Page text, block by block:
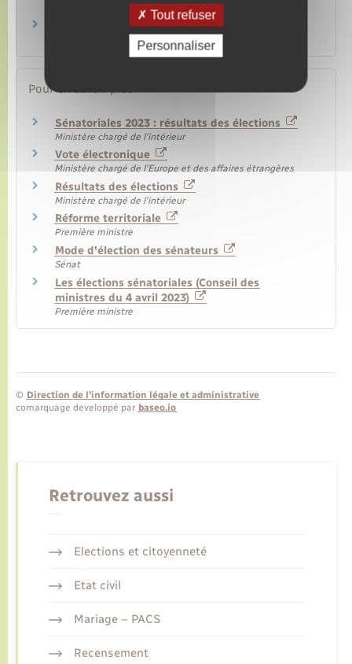
Papiers – Citoyenneté – Élections
Vote d'un Français installé à l'étranger
Papiers – Citoyenneté – Élections
Pour en savoir plus
Sénatoriales 2023 : résultats des élections
Ministère chargé de l'intérieur
Vote électronique
Ministère chargé de l'Europe et des affaires étrangères
Résultats des élections
Ministère chargé de l'intérieur
Réforme territoriale
Première ministre
Mode d'élection des sénateurs
Sénat
Les élections sénatoriales (Conseil des
ministres du 4 avril 2023)
Première ministre
© Direction de l’information légale et administrative
comarquage developpé par baseo.io
Retrouvez aussi
Elections et citoyenneté
Etat civil
Mariage – PACS
Recensement
Tout refuser
Personnaliser